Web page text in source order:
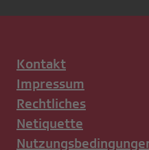
Kontakt
Impressum
Rechtliches
Netiquette